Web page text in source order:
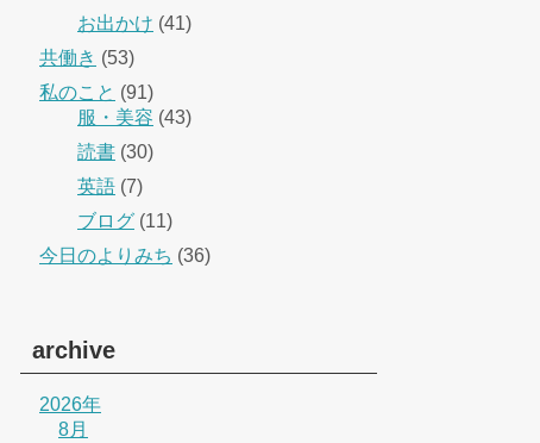
お出かけ (41)
共働き (53)
私のこと (91)
服・美容 (43)
読書 (30)
英語 (7)
ブログ (11)
今日のよりみち (36)
archive
2026年
8月